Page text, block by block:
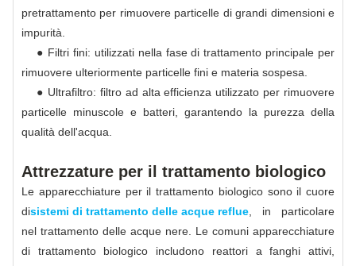
pretrattamento per rimuovere particelle di grandi dimensioni e
impurità.
● Filtri fini: utilizzati nella fase di trattamento principale per
rimuovere ulteriormente particelle fini e materia sospesa.
● Ultrafiltro: filtro ad alta efficienza utilizzato per rimuovere
particelle minuscole e batteri, garantendo la purezza della
qualità dell'acqua.
Attrezzature per il trattamento biologico
Le apparecchiature per il trattamento biologico sono il cuore
disistemi di trattamento delle acque reflue , in particolare
nel trattamento delle acque nere. Le comuni apparecchiature
di trattamento biologico includono reattori a fanghi attivi,